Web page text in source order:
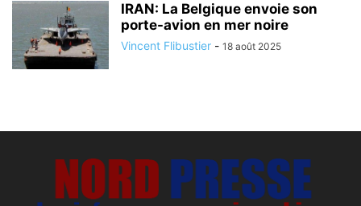
IRAN: La Belgique envoie son
porte-avion en mer noire
Vincent Flibustier - 18 août 2025